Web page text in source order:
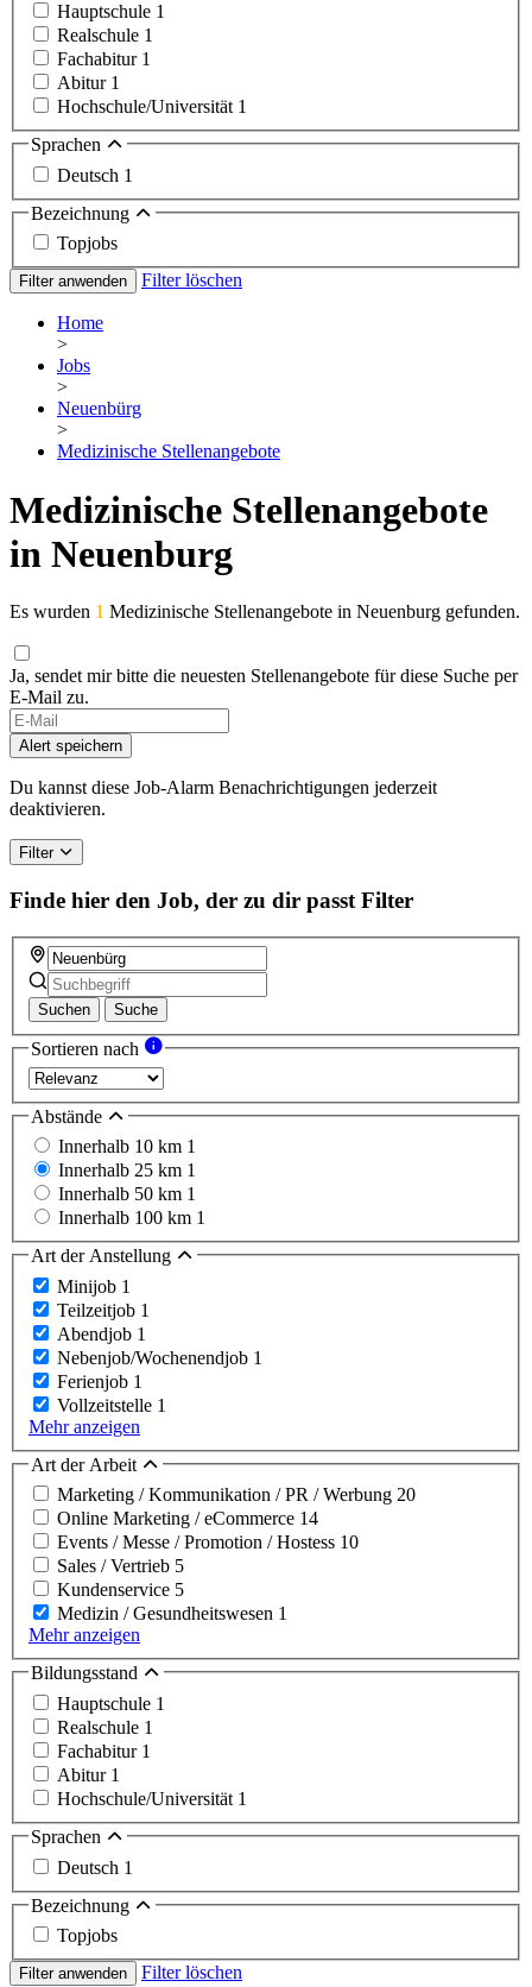
Hauptschule 1
Realschule 1
Fachabitur 1
Abitur 1
Hochschule/Universität 1
Sprachen
Deutsch 1
Bezeichnung
Topjobs
Filter anwenden Filter löschen
Home
>
Jobs
>
Neuenbürg
>
Medizinische Stellenangebote
Medizinische Stellenangebote
in Neuenburg
Es wurden 1 Medizinische Stellenangebote in Neuenburg gefunden.
Ja, sendet mir bitte die neuesten Stellenangebote für diese Suche per
E-Mail zu.
Alert speichern
Du kannst diese Job-Alarm Benachrichtigungen jederzeit
deaktivieren.
Filter
Finde hier den Job, der zu dir passt Filter
Suchen Suche
Sortieren nach
Abstände
Innerhalb 10 km 1
Innerhalb 25 km 1
Innerhalb 50 km 1
Innerhalb 100 km 1
Art der Anstellung
Minijob 1
Teilzeitjob 1
Abendjob 1
Nebenjob/Wochenendjob 1
Ferienjob 1
Vollzeitstelle 1
Mehr anzeigen
Art der Arbeit
Marketing / Kommunikation / PR / Werbung 20
Online Marketing / eCommerce 14
Events / Messe / Promotion / Hostess 10
Sales / Vertrieb 5
Kundenservice 5
Medizin / Gesundheitswesen 1
Mehr anzeigen
Bildungsstand
Hauptschule 1
Realschule 1
Fachabitur 1
Abitur 1
Hochschule/Universität 1
Sprachen
Deutsch 1
Bezeichnung
Topjobs
Filter anwenden
Filter löschen